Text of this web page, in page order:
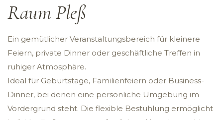
Raum Pleß
Ein gemütlicher Veranstaltungsbereich für kleinere
Feiern, private Dinner oder geschäftliche Treffen in
ruhiger Atmosphäre.
Ideal für Geburtstage, Familienfeiern oder Business-
Dinner, bei denen eine persönliche Umgebung im
Vordergrund steht. Die flexible Bestuhlung ermöglicht